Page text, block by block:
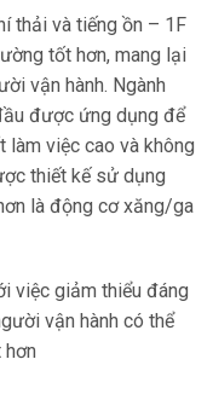
thải và tiếng ồn – 1F
tốt hơn, mang lại
vận hành. Ngành
được ứng dụng để
làm việc cao và không
thiết kế sử dụng
là động cơ xăng/ga
việc giảm thiểu đáng
vận hành có thể